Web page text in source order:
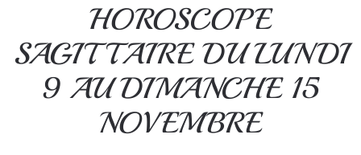
HOROSCOPE
SAGITTAIRE DU LUNDI
9 AU DIMANCHE 15
NOVEMBRE